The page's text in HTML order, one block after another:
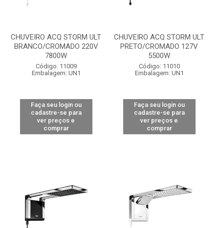
CHUVEIRO ACQ STORM ULT
BRANCO/CROMADO 220V
7800W
Código: 11009
Embalagem: UN1
Faça seu login ou
cadastre-se para
ver preços e
comprar
CHUVEIRO ACQ STORM ULT
PRETO/CROMADO 127V
5500W
Código: 11010
Embalagem: UN1
Faça seu login ou
cadastre-se para
ver preços e
comprar